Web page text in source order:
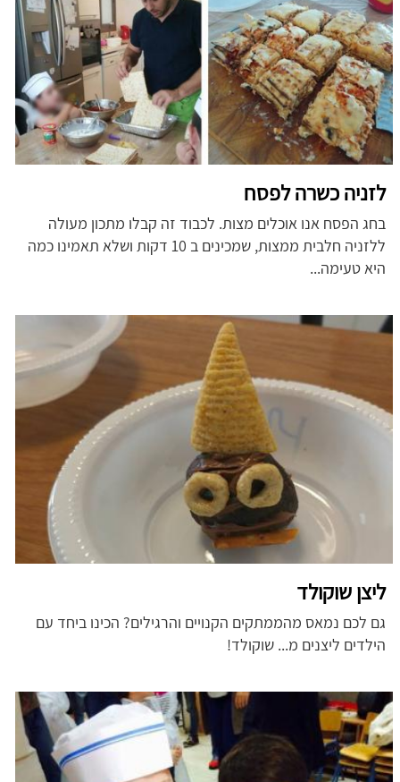
לזניה כשרה לפסח
בחג הפסח אנו אוכלים מצות. לכבוד זה קבלו מתכון מעולה
ללזניה חלבית ממצות, שמכינים ב 10 דקות ושלא תאמינו כמה
היא טעימה...
ליצן שוקולד
גם לכם נמאס מהממתקים הקנויים והרגילים? הכינו ביחד עם
הילדים ליצנים מ... שוקולד!